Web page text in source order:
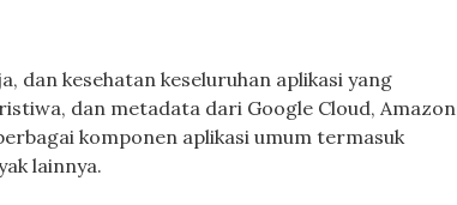
dan kesehatan keseluruhan aplikasi yang
dan metadata dari Google Cloud, Amazon
komponen aplikasi umum termasuk
lainnya.